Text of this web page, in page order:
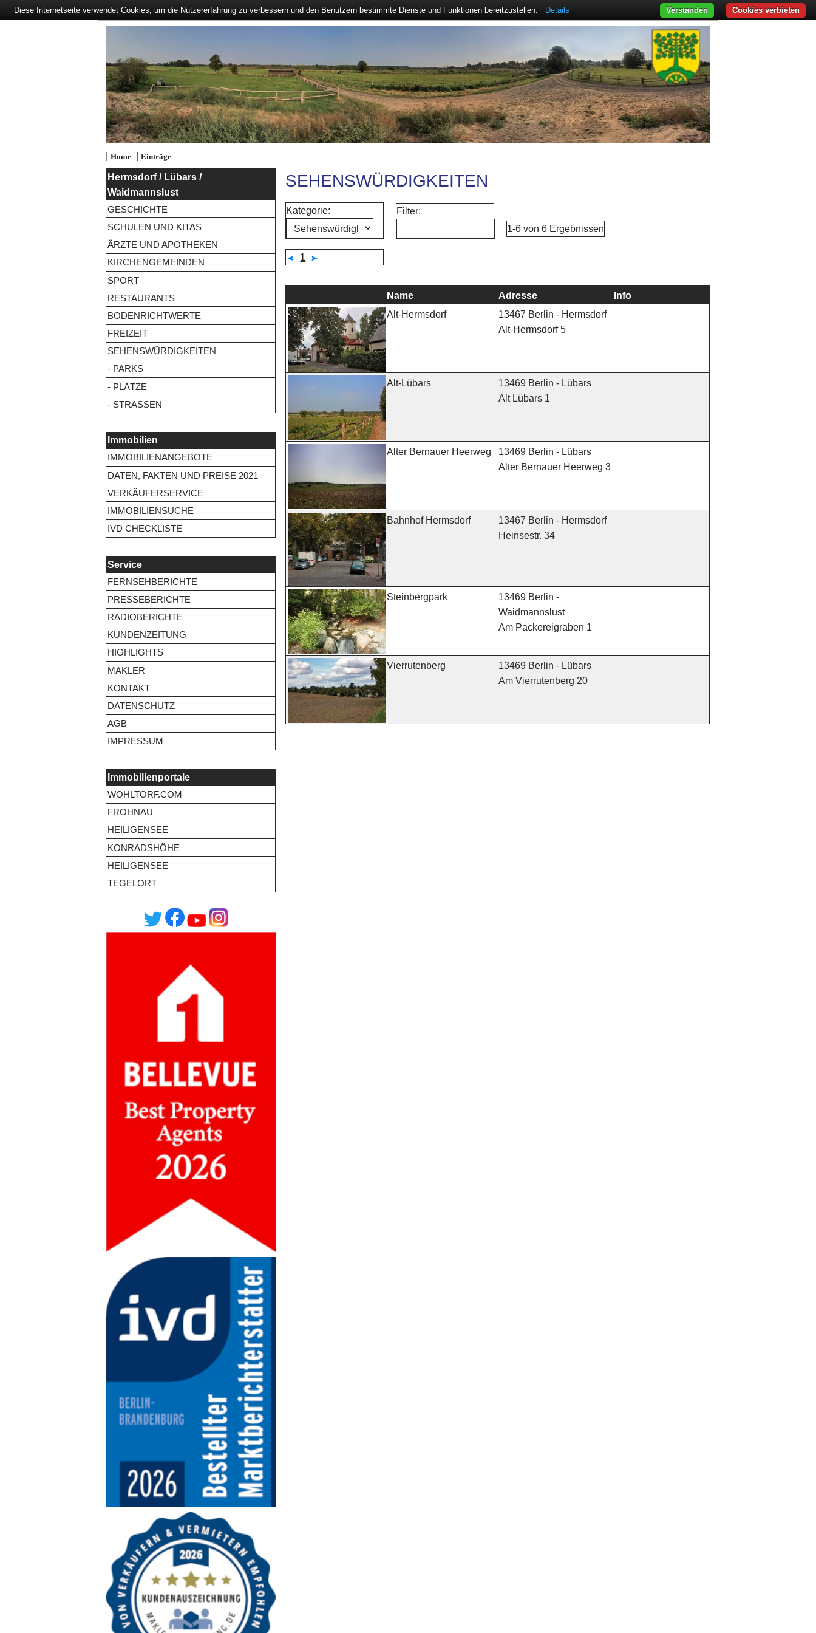
| Home| Einträge
Hermsdorf / Lübars /
Waidmannslust
GESCHICHTE
SCHULEN UND KITAS
ÄRZTE UND APOTHEKEN
KIRCHENGEMEINDEN
SPORT
RESTAURANTS
BODENRICHTWERTE
FREIZEIT
SEHENSWÜRDIGKEITEN
- PARKS
- PLÄTZE
- STRASSEN
Immobilien
IMMOBILIENANGEBOTE
DATEN, FAKTEN UND PREISE 2021
VERKÄUFERSERVICE
IMMOBILIENSUCHE
IVD CHECKLISTE
Service
FERNSEHBERICHTE
PRESSEBERICHTE
RADIOBERICHTE
KUNDENZEITUNG
HIGHLIGHTS
MAKLER
KONTAKT
DATENSCHUTZ
AGB
IMPRESSUM
Immobilienportale
WOHLTORF.COM
FROHNAU
HEILIGENSEE
KONRADSHÖHE
HEILIGENSEE
TEGELORT
SEHENSWÜRDIGKEITEN
Kategorie:
Filter:
1-6 von 6 Ergebnissen
1
Name Adresse Info
Alt-Hermsdorf
13467 Berlin - Hermsdorf
Alt-Hermsdorf 5
Alt-Lübars
13469 Berlin - Lübars
Alt Lübars 1
Alter Bernauer Heerweg
13469 Berlin - Lübars
Alter Bernauer Heerweg 3
Bahnhof Hermsdorf
13467 Berlin - Hermsdorf
Heinsestr. 34
Steinbergpark
13469 Berlin -
Waidmannslust
Am Packereigraben 1
Vierrutenberg
13469 Berlin - Lübars
Am Vierrutenberg 20
Diese Internetseite verwendet Cookies, um die Nutzererfahrung zu verbessern und den Benutzern bestimmte Dienste und Funktionen bereitzustellen. Details Cookies verbieten
Verstanden